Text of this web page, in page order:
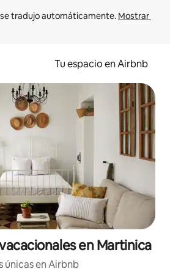
tradujo automáticamente. Mostrar
Tu espacio en Airbnb
en Martinica
únicas en Airbnb